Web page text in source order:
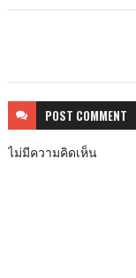
POST COMMENT
ไม่มีความคิดเห็น